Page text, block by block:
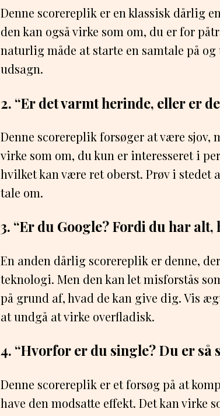
Denne scorereplik er en klassisk dårlig
den kan også virke som om, du er for
naturlig måde at starte en samtale på
udsagn.
2. “Er det varmt herinde, eller er
Denne scorereplik forsøger at være sjov,
virke som om, du kun er interesseret i
hvilket kan være ret oberst. Prøv i
tale om.
3. “Er du Google? Fordi du har alt,
En anden dårlig scorereplik er denne,
teknologi. Men den kan let misforstås
på grund af, hvad de kan give dig. Vis
at undgå at virke overfladisk.
4. “Hvorfor er du single? Du er
Denne scorereplik er et forsøg på at
have den modsatte effekt. Det kan virke